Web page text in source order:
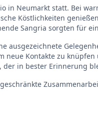
in Neumarkt statt. Bei
Köstlichkeiten
Sangria sorgten für
ausgezeichnete
neue Kontakte zu
der in bester Erinnerung